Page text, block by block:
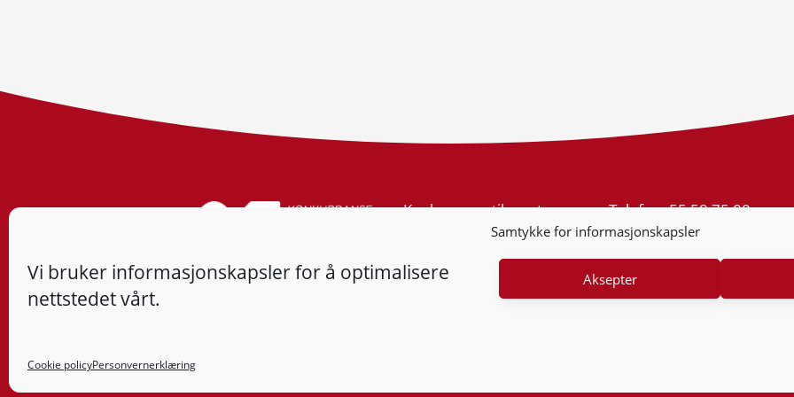
Samtykke for informasjonskapsler
Vi bruker informasjonskapsler for å optimalisere
nettstedet vårt.
Aksepter
Cookie policyPersonvernerklæring
Konkurransetilsynet
Postboks 439 Sentrum
Org.nr: 974 761 246
Telefon:55 59 75 00
E-post:post@kt.no
Nyhetsvarsel >>